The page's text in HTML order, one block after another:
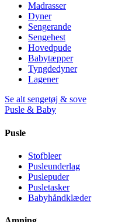
Madrasser
Dyner
Sengerande
Sengehest
Hovedpude
Babytæpper
Tyngdedyner
Lagener
Se alt sengetøj & sove
Pusle & Baby
Pusle
Stofbleer
Pusleunderlag
Puslepuder
Pusletasker
Babyhåndklæder